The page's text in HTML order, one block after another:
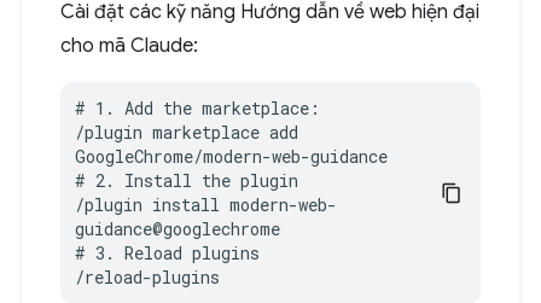
Cài đặt các kỹ năng Hướng dẫn về web hiện đại
cho mã Claude:
# 1. Add the marketplace:
/plugin marketplace add
GoogleChrome/modern-web-guidance
# 2. Install the plugin
/plugin install modern-web-
guidance@googlechrome
# 3. Reload plugins
/reload-plugins